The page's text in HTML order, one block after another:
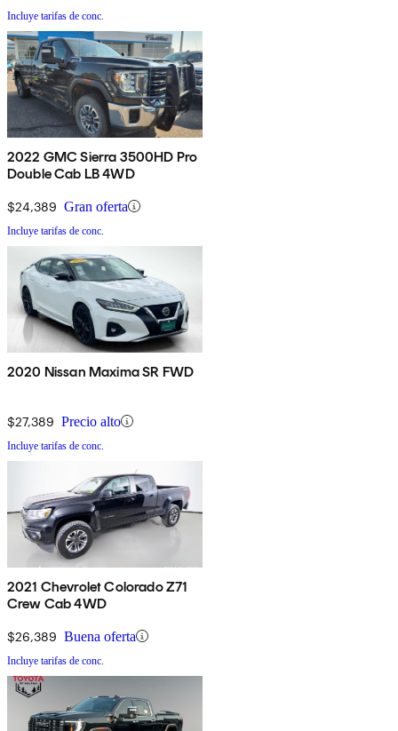
Incluye tarifas de conc.
2022 GMC Sierra 3500HD Pro
Double Cab LB 4WD
$24,389 Gran oferta
Incluye tarifas de conc.
2020 Nissan Maxima SR FWD
$27,389 Precio alto
Incluye tarifas de conc.
2021 Chevrolet Colorado Z71
Crew Cab 4WD
$26,389 Buena oferta
Incluye tarifas de conc.